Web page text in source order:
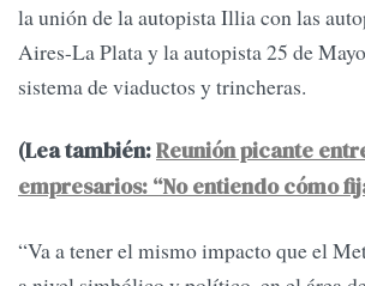
la unión de la autopista Illia con las
Aires-La Plata y la autopista 25 de
sistema de viaductos y trincheras.
(Lea también:Reunión picante
empresarios: “No entiendo cómo
“Va a tener el mismo impacto que el